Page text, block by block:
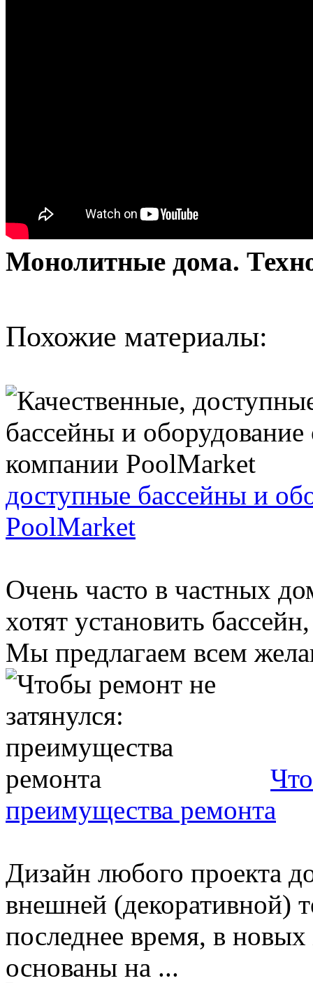
Монолитные дома.
Похожие материалы:
доступные бассейны и
PoolMarket
Очень часто в частных
хотят установить
Мы предлагаем всем
преимущества ремонта
Дизайн любого проекта
внешней (декоративной)
последнее время, в
основаны на ...